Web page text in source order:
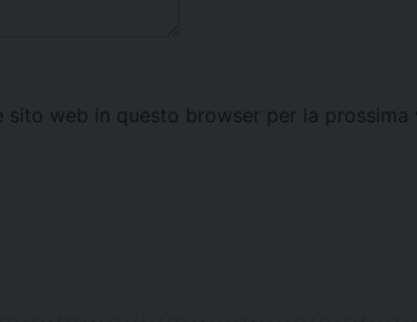
sito web in questo browser per la prossima